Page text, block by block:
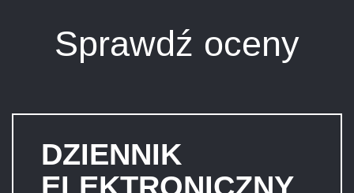
Sprawdź oceny
DZIENNIK